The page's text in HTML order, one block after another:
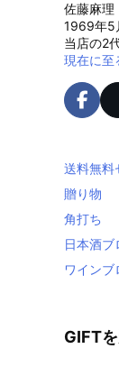
佐藤麻理
1969年5
当店の2
現在に至
送料無料
贈り物
角打ち
日本酒ブ
ワインブ
GIFT